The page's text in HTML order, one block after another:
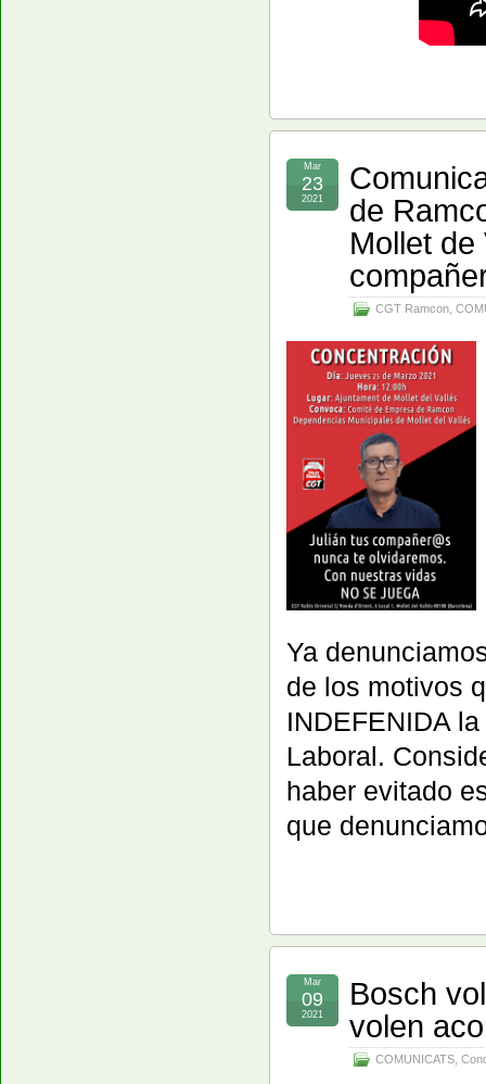
de
Mollet de
CGT Ramcon
Mar
23
2021
Ya
de los motivos
INDEFENIDA
Laboral.
haber evitado
que
Bosch
volen
COMUNICATS
Mar
09
2021